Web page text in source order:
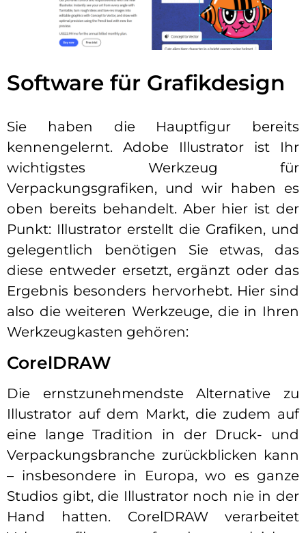
Software für Grafikdesign
Sie haben die Hauptfigur bereits
kennengelernt. Adobe Illustrator ist Ihr
wichtigstes Werkzeug für
Verpackungsgrafiken, und wir haben es
oben bereits behandelt. Aber hier ist der
Punkt: Illustrator erstellt die Grafiken, und
gelegentlich benötigen Sie etwas, das
diese entweder ersetzt, ergänzt oder das
Ergebnis besonders hervorhebt. Hier sind
also die weiteren Werkzeuge, die in Ihren
Werkzeugkasten gehören:
CorelDRAW
Die ernstzunehmendste Alternative zu
Illustrator auf dem Markt, die zudem auf
eine lange Tradition in der Druck- und
Verpackungsbranche zurückblicken kann
– insbesondere in Europa, wo es ganze
Studios gibt, die Illustrator noch nie in der
Hand hatten. CorelDRAW verarbeitet